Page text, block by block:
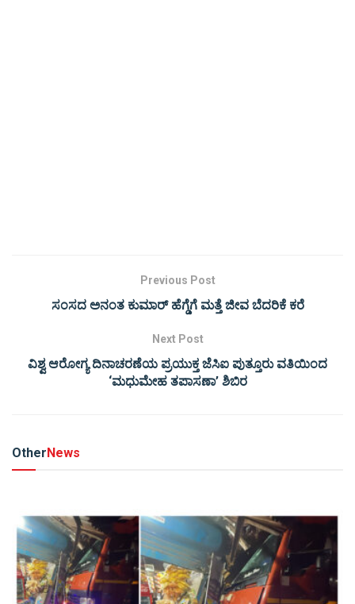
Previous Post
ಸಂಸದ ಅನಂತ ಕುಮಾರ್‌ ಹೆಗ್ಡೆಗೆ ಮತ್ತೆ ಜೀವ ಬೆದರಿಕೆ ಕರೆ
Next Post
ವಿಶ್ವ ಆರೋಗ್ಯ ದಿನಾಚರಣೆಯ ಪ್ರಯುಕ್ತ ಜೆಸಿಐ ಪುತ್ತೂರು ವತಿಯಿಂದ
‘ಮಧುಮೇಹ ತಪಾಸಣಾ’ ಶಿಬಿರ
OtherNews